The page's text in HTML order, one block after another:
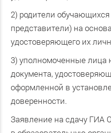
2) родители
представители) на
удостоверяющего их
3) уполномоченные лица
документа,
оформленной в
доверенности.
Заявление на сдачу ГИА